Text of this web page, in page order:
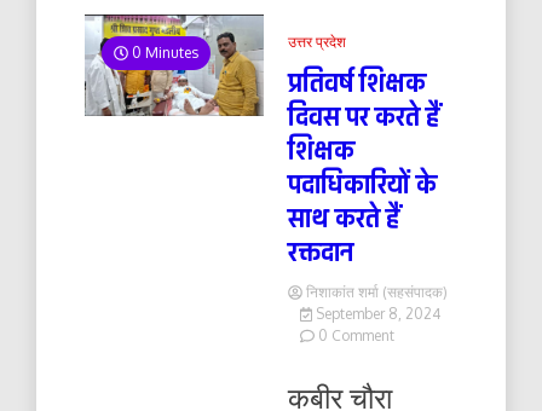
0 Minutes
उत्तर प्रदेश
प्रतिवर्ष शिक्षक
दिवस पर करते हैं
शिक्षक
पदाधिकारियों के
साथ करते हैं
रक्तदान
निशाकांत शर्मा (सहसंपादक)
September 8, 2024
0 Commenton
कबीर चौरा